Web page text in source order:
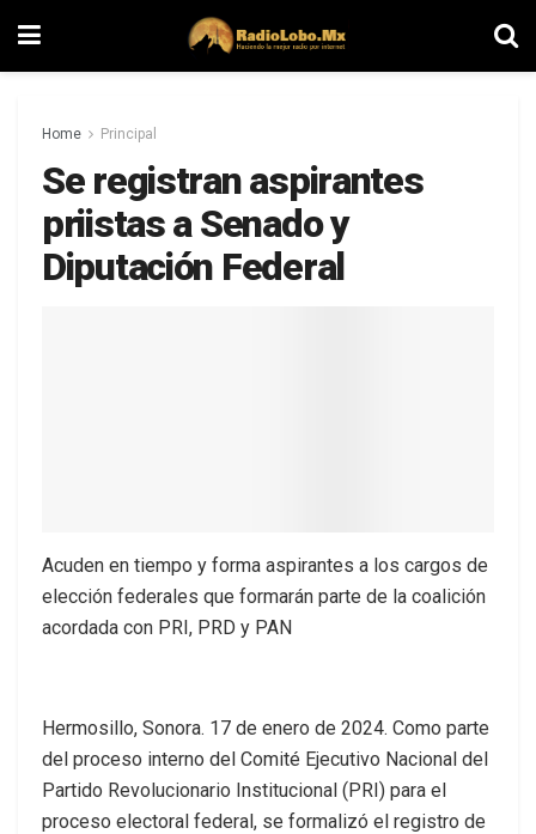
Home Principal
Se registran aspirantes
priistas a Senado y
Diputación Federal
Acuden en tiempo y forma aspirantes a los cargos de
elección federales que formarán parte de la coalición
acordada con PRI, PRD y PAN
Hermosillo, Sonora. 17 de enero de 2024. Como parte
del proceso interno del Comité Ejecutivo Nacional del
Partido Revolucionario Institucional (PRI) para el
proceso electoral federal, se formalizó el registro de